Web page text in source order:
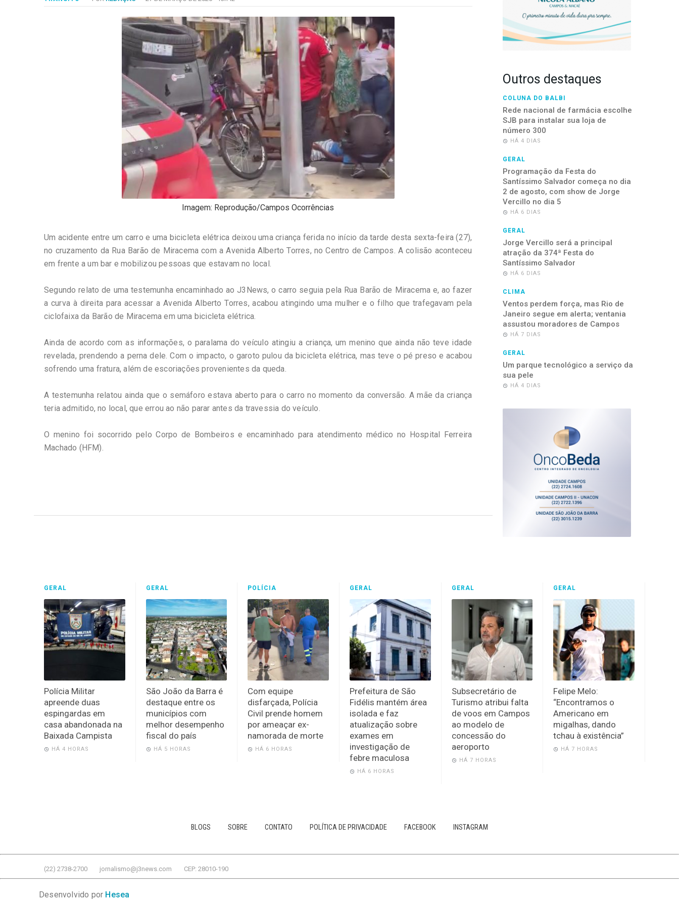
Imagem: Reprodução/Campos Ocorrências
Um acidente entre um carro e uma bicicleta elétrica deixou uma criança ferida no início da tarde desta sexta-feira (27),
no cruzamento da Rua Barão de Miracema com a Avenida Alberto Torres, no Centro de Campos. A colisão aconteceu
em frente a um bar e mobilizou pessoas que estavam no local.
Segundo relato de uma testemunha encaminhado ao J3News, o carro seguia pela Rua Barão de Miracema e, ao fazer
a curva à direita para acessar a Avenida Alberto Torres, acabou atingindo uma mulher e o filho que trafegavam pela
ciclofaixa da Barão de Miracema em uma bicicleta elétrica.
Ainda de acordo com as informações, o paralama do veículo atingiu a criança, um menino que ainda não teve idade
revelada, prendendo a perna dele. Com o impacto, o garoto pulou da bicicleta elétrica, mas teve o pé preso e acabou
sofrendo uma fratura, além de escoriações provenientes da queda.
A testemunha relatou ainda que o semáforo estava aberto para o carro no momento da conversão. A mãe da criança
teria admitido, no local, que errou ao não parar antes da travessia do veículo.
O menino foi socorrido pelo Corpo de Bombeiros e encaminhado para atendimento médico no Hospital Ferreira
Machado (HFM).
Outros destaques
COLUNA DO BALBI
Rede nacional de farmácia escolhe
SJB para instalar sua loja de
número 300
HÁ 4 DIAS
GERAL
Programação da Festa do
Santíssimo Salvador começa no dia
2 de agosto, com show de Jorge
Vercillo no dia 5
HÁ 6 DIAS
GERAL
Jorge Vercillo será a principal
atração da 374ª Festa do
Santíssimo Salvador
HÁ 6 DIAS
CLIMA
Ventos perdem força, mas Rio de
Janeiro segue em alerta; ventania
assustou moradores de Campos
HÁ 7 DIAS
GERAL
Um parque tecnológico a serviço da
sua pele
HÁ 4 DIAS
GERAL
Polícia Militar
apreende duas
espingardas em
casa abandonada na
Baixada Campista
HÁ 4 HORAS
GERAL
São João da Barra é
destaque entre os
municípios com
melhor desempenho
fiscal do país
HÁ 5 HORAS
POLÍCIA
Com equipe
disfarçada, Polícia
Civil prende homem
por ameaçar ex-
namorada de morte
HÁ 6 HORAS
GERAL
Prefeitura de São
Fidélis mantém área
isolada e faz
atualização sobre
exames em
investigação de
febre maculosa
HÁ 6 HORAS
GERAL
Subsecretário de
Turismo atribui falta
de voos em Campos
ao modelo de
concessão do
aeroporto
HÁ 7 HORAS
GERAL
Felipe Melo:
“Encontramos o
Americano em
migalhas, dando
tchau à existência”
HÁ 7 HORAS
BLOGS SOBRE CONTATO POLÍTICA DE PRIVACIDADE FACEBOOK INSTAGRAM
(22) 2738-2700 jornalismo@j3news.com CEP: 28010-190
Desenvolvido por Hesea